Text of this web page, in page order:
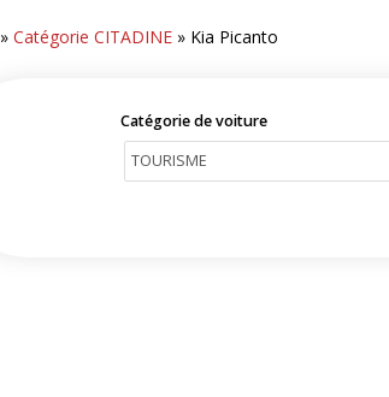
»Catégorie CITADINE » Kia Picanto
Catégorie de voiture